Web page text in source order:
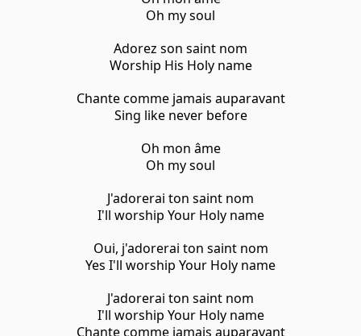
Oh my soul
Adorez son saint nom
Worship His Holy name
Chante comme jamais auparavant
Sing like never before
Oh mon âme
Oh my soul
J'adorerai ton saint nom
I'll worship Your Holy name
Oui, j'adorerai ton saint nom
Yes I'll worship Your Holy name
J'adorerai ton saint nom
I'll worship Your Holy name
Chante comme jamais auparavant